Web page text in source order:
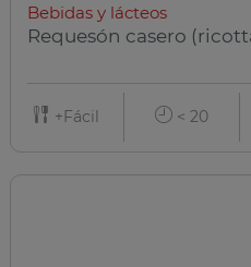
Bebidas y lácteos
Requesón casero
+Fácil < 20